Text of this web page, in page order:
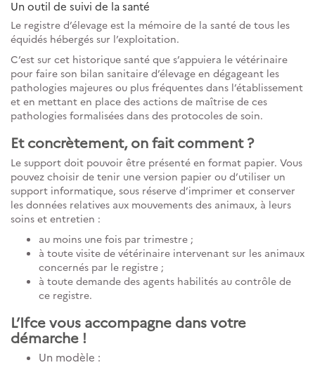
Un outil de suivi de la santé
Le registre d’élevage est la mémoire de la santé de tous les
équidés hébergés sur l’exploitation.
C’est sur cet historique santé que s’appuiera le vétérinaire
pour faire son bilan sanitaire d’élevage en dégageant les
pathologies majeures ou plus fréquentes dans l’établissement
et en mettant en place des actions de maîtrise de ces
pathologies formalisées dans des protocoles de soin.
Et concrètement, on fait comment ?
Le support doit pouvoir être présenté en format papier. Vous
pouvez choisir de tenir une version papier ou d’utiliser un
support informatique, sous réserve d’imprimer et conserver
les données relatives aux mouvements des animaux, à leurs
soins et entretien :
au moins une fois par trimestre ;
à toute visite de vétérinaire intervenant sur les animaux
concernés par le registre ;
à toute demande des agents habilités au contrôle de
ce registre.
L’Ifce vous accompagne dans votre
démarche !
Un modèle :